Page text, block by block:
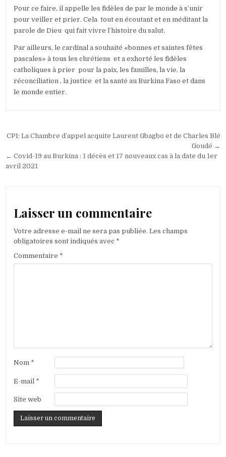
Pour ce faire, il appelle les fidèles de par le monde à s’unir
pour veiller et prier. Cela tout en écoutant et en méditant la
parole de Dieu qui fait vivre l’histoire du salut.
Par ailleurs, le cardinal a souhaité «bonnes et saintes fêtes
pascales» à tous les chrétiens et a exhorté les fidèles
catholiques à prier pour la paix, les familles, la vie, la
réconciliation , la justice et la santé au Burkina Faso et dans
le monde entier.
Navigation
de
l’article
CPI: La Chambre d’appel acquite Laurent Gbagbo et de Charles Blé
Goudé →
← Covid-19 au Burkina : 1 décès et 17 nouveaux cas à la date du 1er
avril 2021
Laisser un commentaire
Votre adresse e-mail ne sera pas publiée. Les champs
obligatoires sont indiqués avec *
Commentaire *
Nom *
E-mail *
Site web